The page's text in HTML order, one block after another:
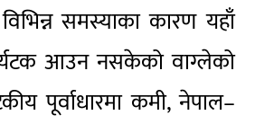
समस्याका कारण यहाँ
आउन नसकेको वाग्लेको
पूर्वाधारमा कमी, नेपाल–